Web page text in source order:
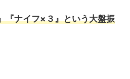
『ナイフ×３』という大盤振